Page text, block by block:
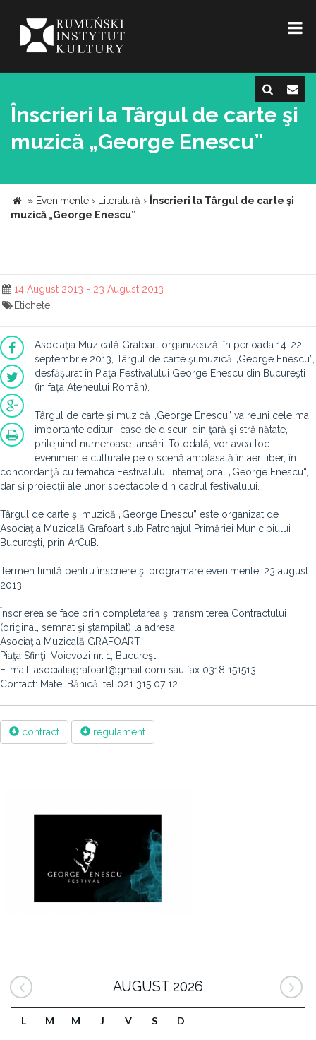
Înscrieri la Târgul de carte şi
muzică „George Enescu”
» Evenimente › Literatură › Înscrieri la Târgul de carte şi
muzică „George Enescu”
14 August 2013 - 23 August 2013
Etichete
Asociaţia Muzicală Grafoart organizează, în perioada 14-22
septembrie 2013, Târgul de carte şi muzică „George Enescu”,
desfășurat în Piaţa Festivalului George Enescu din Bucureşti
(în fața Ateneului Român).
Târgul de carte şi muzică „George Enescu” va reuni cele mai
importante edituri, case de discuri din ţară şi străinătate,
prilejuind numeroase lansări. Totodată, vor avea loc
evenimente culturale pe o scenă amplasată în aer liber, în
concordanţă cu tematica Festivalului Internaţional „George Enescu“,
dar și proiecții ale unor spectacole din cadrul festivalului.
Târgul de carte şi muzică „George Enescu” este organizat de
Asociaţia Muzicală Grafoart sub Patronajul Primăriei Municipiului
Bucureşti, prin ArCuB.
Termen limită pentru înscriere şi programare evenimente: 23 august
2013
Înscrierea se face prin completarea şi transmiterea Contractului
(original, semnat şi ştampilat) la adresa:
Asociaţia Muzicală GRAFOART
Piaţa Sfinţii Voievozi nr. 1, Bucureşti
E-mail: asociatiagrafoart@gmail.com sau fax 0318 151513
Contact: Matei Bănică, tel 021 315 07 12
contract regulament
AUGUST 2026
L M M J V S D